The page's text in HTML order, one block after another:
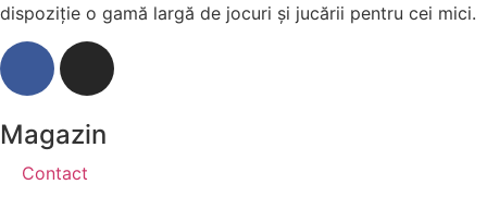
dispoziție o gamă largă de jocuri și jucării pentru cei mici.
Magazin
Contact